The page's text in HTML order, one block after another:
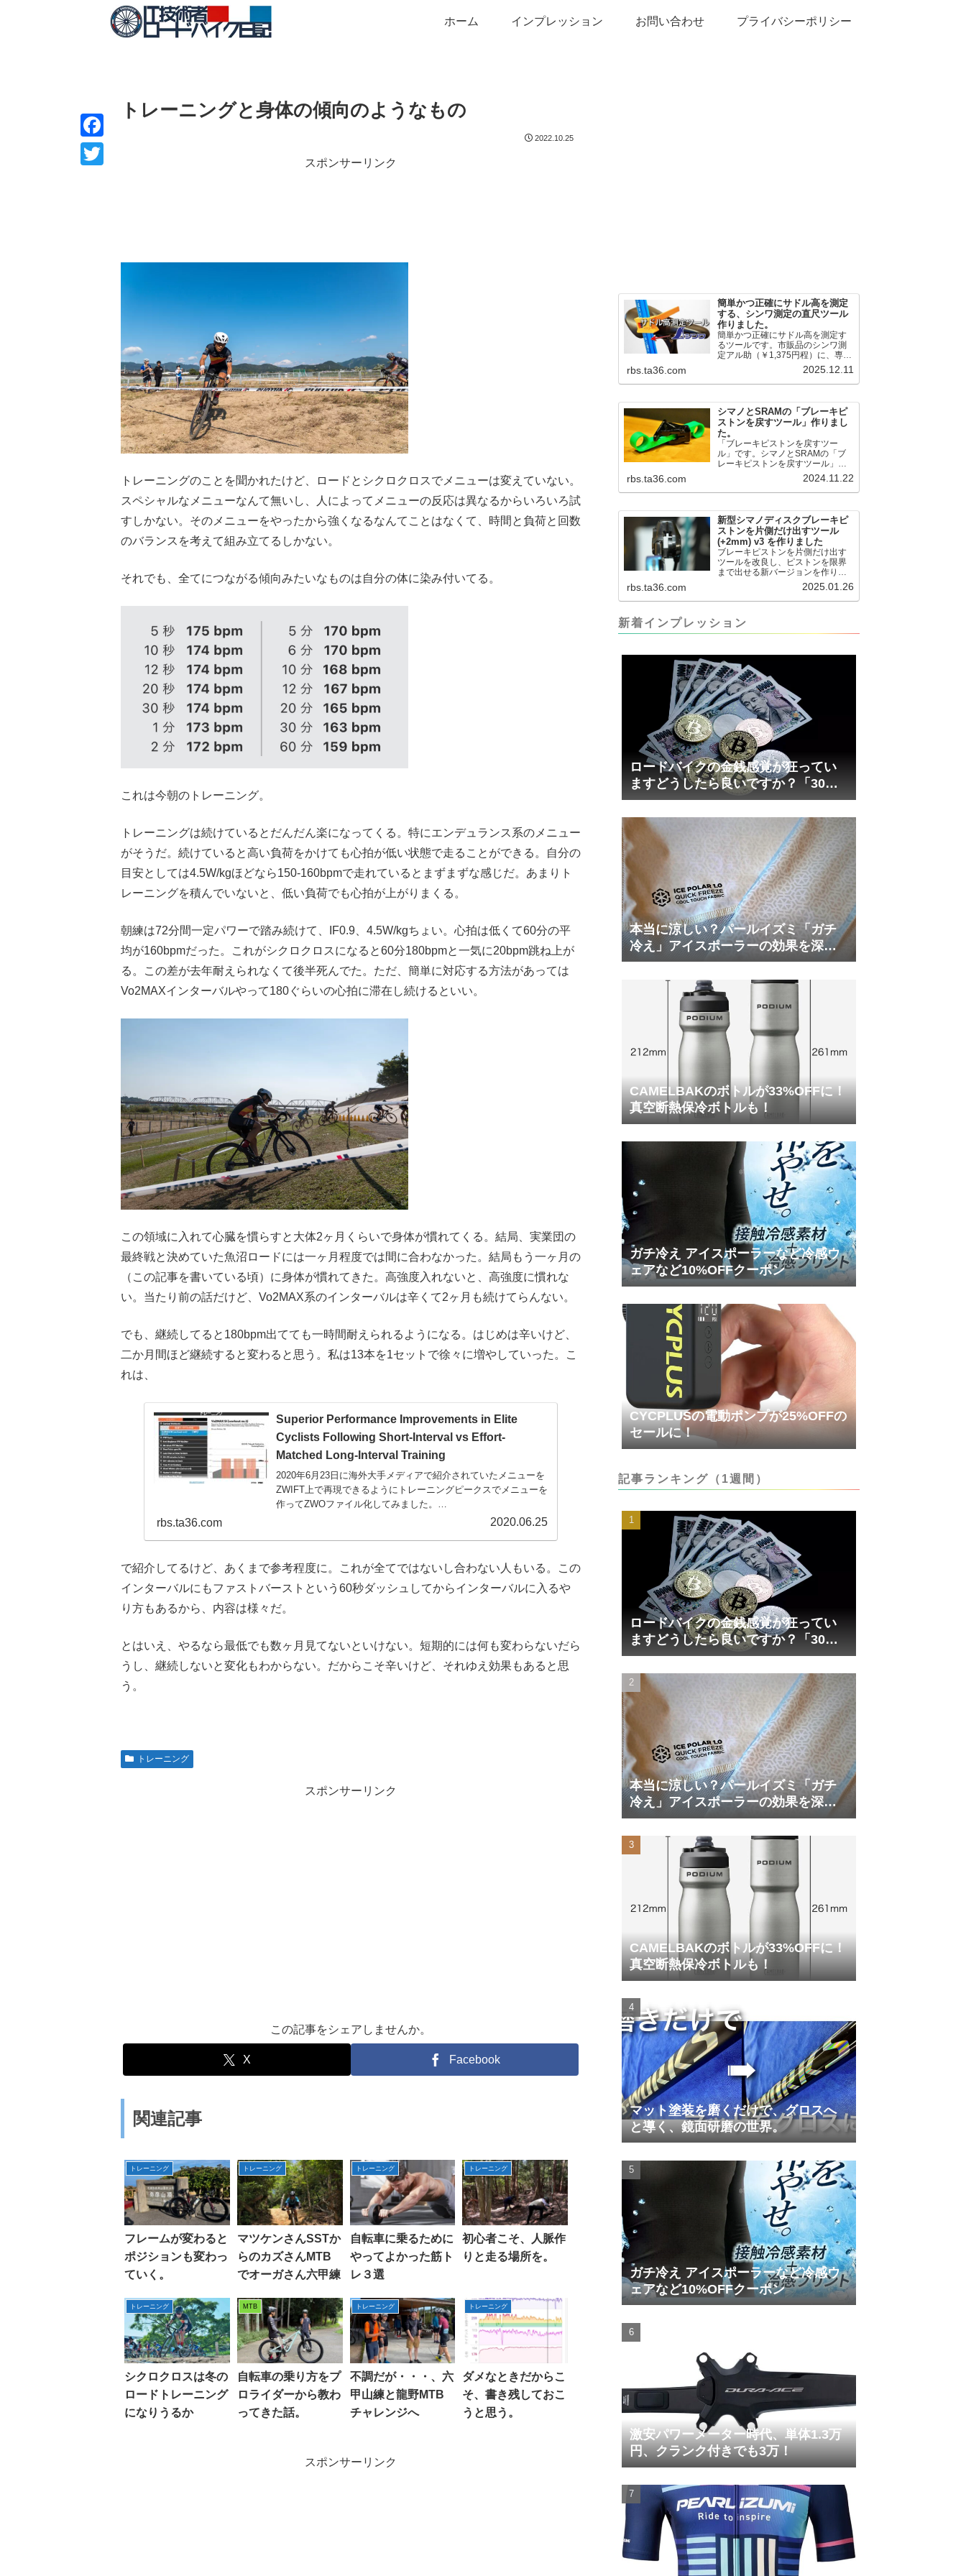
ホーム インプレッション お問い合わせ プライバシーポリシー
トレーニングと身体の傾向のようなもの
2022.10.25
スポンサーリンク
トレーニングのことを聞かれたけど、ロードとシクロクロスでメニューは変えていない。
スペシャルなメニューなんて無いし、人によってメニューの反応は異なるからいろいろ試
すしかない。そのメニューをやったから強くなるなんてことはなくて、時間と負荷と回数
のバランスを考えて組み立てるしかない。
それでも、全てにつながる傾向みたいなものは自分の体に染み付いてる。
これは今朝のトレーニング。
トレーニングは続けているとだんだん楽になってくる。特にエンデュランス系のメニュー
がそうだ。続けていると高い負荷をかけても心拍が低い状態で走ることができる。自分の
目安としては4.5W/kgほどなら150-160bpmで走れているとまずまずな感じだ。あまりト
レーニングを積んでいないと、低い負荷でも心拍が上がりまくる。
朝練は72分間一定パワーで踏み続けて、IF0.9、4.5W/kgちょい。心拍は低くて60分の平
均が160bpmだった。これがシクロクロスになると60分180bpmと一気に20bpm跳ね上が
る。この差が去年耐えられなくて後半死んでた。ただ、簡単に対応する方法があっては
Vo2MAXインターバルやって180ぐらいの心拍に滞在し続けるといい。
この領域に入れて心臓を慣らすと大体2ヶ月くらいで身体が慣れてくる。結局、実業団の
最終戦と決めていた魚沼ロードには一ヶ月程度では間に合わなかった。結局もう一ヶ月の
（この記事を書いている頃）に身体が慣れてきた。高強度入れないと、高強度に慣れな
い。当たり前の話だけど、Vo2MAX系のインターバルは辛くて2ヶ月も続けてらんない。
でも、継続してると180bpm出てても一時間耐えられるようになる。はじめは辛いけど、
二か月間ほど継続すると変わると思う。私は13本を1セットで徐々に増やしていった。こ
れは、
Superior Performance Improvements in Elite
Cyclists Following Short-Interval vs Effort-
Matched Long-Interval Training
2020年6月23日に海外大手メディアで紹介されていたメニューを
ZWIFT上で再現できるようにトレーニングピークスでメニューを
作ってZWOファイル化してみました。
「Vo2MAX_SI_WO_no_1.zwo」ファイルを以下のフォルダに保
移動した全ての.zwoファイル...
rbs.ta36.com 2020.06.25
で紹介してるけど、あくまで参考程度に。これが全てではないし合わない人もいる。この
インターバルにもファストバーストという60秒ダッシュしてからインターバルに入るや
り方もあるから、内容は様々だ。
とはいえ、やるなら最低でも数ヶ月見てないといけない。短期的には何も変わらないだら
うし、継続しないと変化もわからない。だからこそ辛いけど、それゆえ効果もあると思
う。
トレーニング
スポンサーリンク
この記事をシェアしませんか。
X Facebook
関連記事
トレーニング
フレームが変わると
ポジションも変わっ
ていく。
トレーニング
マツケンさんSSTか
らのカズさんMTB
でオーガさん六甲練
トレーニング
自転車に乗るために
やってよかった筋ト
レ３選
トレーニング
初心者こそ、人脈作
りと走る場所を。
トレーニング
シクロクロスは冬の
ロードトレーニング
になりうるか
MTB
自転車の乗り方をプ
ロライダーから教わ
ってきた話。
トレーニング
不調だが・・・、六
甲山練と龍野MTB
チャレンジへ
トレーニング
ダメなときだからこ
そ、書き残しておこ
うと思う。
スポンサーリンク
F
簡単かつ正確にサドル高を測定
する、シンワ測定の直尺ツール
作りました。
簡単かつ正確にサドル高を測定す
るツールです。市販品のシンワ測
定アル助（￥1,375円程）に、専用
のサドル高測定ツールを取り付け
て使用します。これまで以上に、
サドル高を容易に測定できるよう
Sokutei) アルミ直尺 アル助 1m ホ
ワイト 65445posted at 2025.12.12
シンワ測定(Shinwa Sokutei)
￥1,375Amazon.c...
rbs.ta36.com 2025.12.11
シマノとSRAMの「ブレーキピ
ストンを戻すツール」作りまし
た。
「ブレーキピストンを戻すツー
ル」です。シマノとSRAMの「ブ
レーキピストンを戻すツール」作
りました。出したからには、戻す
必要が。。。でも、タイヤレバー
や六角レンチはつかってはダメだ
戻すツール」
pic.twitter.com/jiwVmCb32N— IT技
術者ロードバイク (@FJT_TKS)
November 22, 2024何ができるの
かというと、出ているピス...
rbs.ta36.com 2024.11.22
新型シマノディスクブレーキピ
ストンを片側だけ出すツール
(+2mm) v3 を作りました
ブレーキピストンを片側だけ出す
ツールを改良し、ピストンを限界
まで出せる新バージョンを作りま
した。前作よりも+2.18mm出せる
ようになりました。寸法設計に関
しては、数パターンを作って、オ
も安全な寸法設計に落ち着いてい
ます。ピストン出しチキンレース
れしましたが、ギリギリまで攻め
てますのでピストン内部の汚れを
さらに掃除できると思います。前
作の...
rbs.ta36.com 2025.01.26
新着インプレッション
ロードバイクの金銭感覚が狂ってい
ますどうしたら良いですか？「30万
円は安い」の正体
本当に涼しい？パールイズミ「ガチ
冷え」アイスポーラーの効果を深部
体温計COREで測ってみた
CAMELBAKのボトルが33%OFFに！
真空断熱保冷ボトルも！
ガチ冷え アイスポーラーなど冷感ウ
ェアなど10%OFFクーポン
CYCPLUSの電動ポンプが25%OFFの
セールに！
記事ランキング（1週間）
ロードバイクの金銭感覚が狂ってい
ますどうしたら良いですか？「30万
円は安い」の正体
本当に涼しい？パールイズミ「ガチ
冷え」アイスポーラーの効果を深部
体温計COREで測ってみた
CAMELBAKのボトルが33%OFFに！
真空断熱保冷ボトルも！
マット塗装を磨くだけで、グロスへ
と導く、鏡面研磨の世界。
ガチ冷え アイスポーラーなど冷感ウ
ェアなど10%OFFクーポン
激安パワーメーター時代、単体1.3万
円、クランク付きでも3万！